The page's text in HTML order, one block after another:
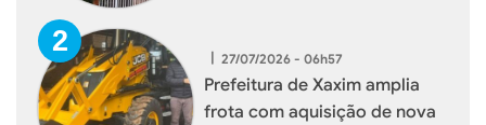
| 27/07/2026 - 06h57
Prefeitura de Xaxim amplia
frota com aquisição de nova